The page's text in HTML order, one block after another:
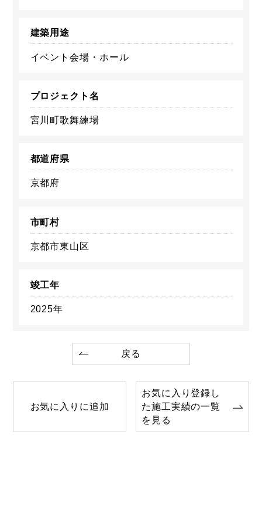
建築用途
イベント会場・ホール
プロジェクト名
宮川町歌舞練場
都道府県
京都府
市町村
京都市東山区
竣工年
2025年
戻る
お気に入りに追加
お気に入り登録し
た施工実績の一覧
を見る